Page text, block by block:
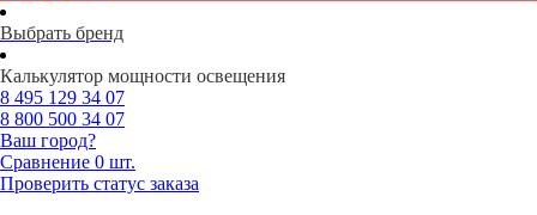
Выбрать бренд
Калькулятор мощности освещения
8 495 129 34 07
8 800 500 34 07
Ваш город?
Сравнение 0 шт.
Проверить статус заказа